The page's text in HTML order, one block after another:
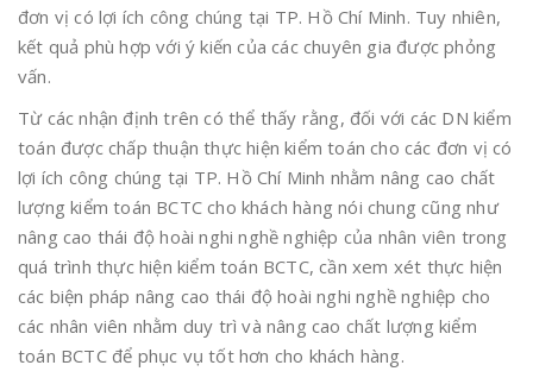
đơn vị có lợi ích công chúng tại TP. Hồ Chí Minh. Tuy nhiên,
kết quả phù hợp với ý kiến của các chuyên gia được phỏng
vấn.
Từ các nhận định trên có thể thấy rằng, đối với các DN kiểm
toán được chấp thuận thực hiện kiểm toán cho các đơn vị có
lợi ích công chúng tại TP. Hồ Chí Minh nhằm nâng cao chất
lượng kiểm toán BCTC cho khách hàng nói chung cũng như
nâng cao thái độ hoài nghi nghề nghiệp của nhân viên trong
quá trình thực hiện kiểm toán BCTC, cần xem xét thực hiện
các biện pháp nâng cao thái độ hoài nghi nghề nghiệp cho
các nhân viên nhằm duy trì và nâng cao chất lượng kiểm
toán BCTC để phục vụ tốt hơn cho khách hàng.